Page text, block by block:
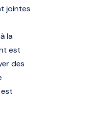
jointes
la
est
des